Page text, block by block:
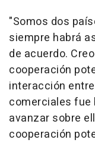
"Somos dos
siempre habrá
de acuerdo.
cooperación
interacción
comerciales fue
avanzar sobre
cooperación